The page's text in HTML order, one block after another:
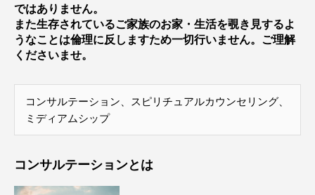
ではありません。
また生存されているご家族のお家・生活を覗き見するよ
うなことは倫理に反しますため一切行いません。ご理解
くださいませ。
コンサルテーション、スピリチュアルカウンセリング、
ミディアムシップ
コンサルテーションとは